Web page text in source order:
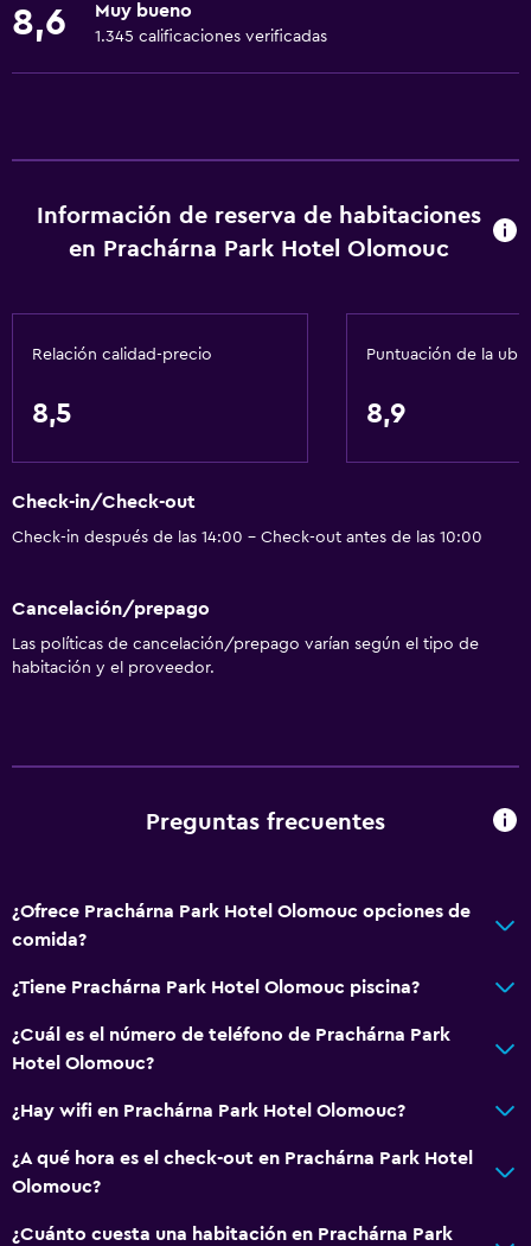
Ventilador
Extinguidor
Adaptador
Aire acondicionado
Accesibilidad y adecuación
Accesibilidad
Habitación hipoalergénica
Inodoro con barras de apoyo
Servicios y facilidades
Instalaciones para reuniones
Acceso con tarjeta
Check-out exprés
Check-in/check-out privado
Recepción 24 horas
8,6 Muy bueno
1.345 calificaciones verificadas
Información de reserva de habitaciones
en Prachárna Park Hotel Olomouc
Relación calidad-precio
8,5
Puntuación de la
8,9
Check-in/Check-out
Check-in después de las 14:00 - Check-out antes de las 10:00
Cancelación/prepago
Las políticas de cancelación/prepago varían según el tipo de
habitación y el proveedor.
Preguntas frecuentes
¿Ofrece Prachárna Park Hotel Olomouc opciones de
comida?
¿Tiene Prachárna Park Hotel Olomouc piscina?
¿Cuál es el número de teléfono de Prachárna Park
Hotel Olomouc?
¿Hay wifi en Prachárna Park Hotel Olomouc?
¿A qué hora es el check-out en Prachárna Park Hotel
Olomouc?
¿Cuánto cuesta una habitación en Prachárna Park